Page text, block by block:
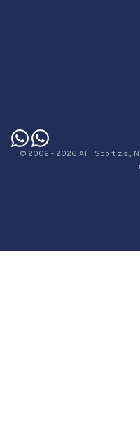
© 2002 - 2026 ATT Sport z.s.,